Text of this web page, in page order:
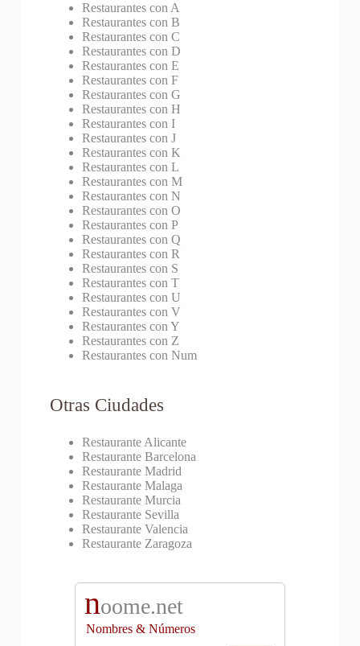
Restaurantes con A
Restaurantes con B
Restaurantes con C
Restaurantes con D
Restaurantes con E
Restaurantes con F
Restaurantes con G
Restaurantes con H
Restaurantes con I
Restaurantes con J
Restaurantes con K
Restaurantes con L
Restaurantes con M
Restaurantes con N
Restaurantes con O
Restaurantes con P
Restaurantes con Q
Restaurantes con R
Restaurantes con S
Restaurantes con T
Restaurantes con U
Restaurantes con V
Restaurantes con Y
Restaurantes con Z
Restaurantes con Num
Otras Ciudades
Restaurante Alicante
Restaurante Barcelona
Restaurante Madrid
Restaurante Malaga
Restaurante Murcia
Restaurante Sevilla
Restaurante Valencia
Restaurante Zaragoza
noome.net
Nombres & Números